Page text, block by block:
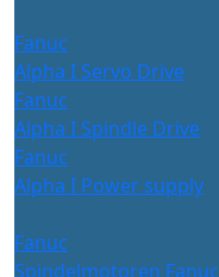
Fanuc
Alpha I Servo Drive
Fanuc
Alpha I Spindle Drive
Fanuc
Alpha I Power supply
Fanuc
Spindelmotoren Fanuc